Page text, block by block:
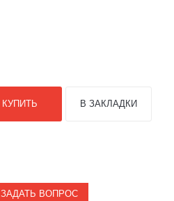
КУПИТЬ В ЗАКЛАДКИ
ЗАДАТЬ ВОПРОС